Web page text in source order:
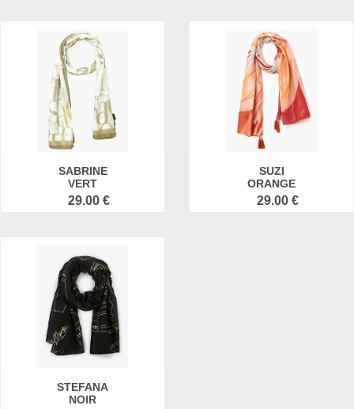
SABRINE
VERT
29.00 €
SUZI
ORANGE
29.00 €
STEFANA
NOIR